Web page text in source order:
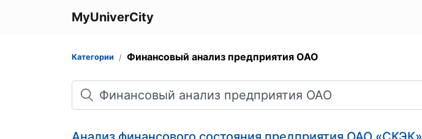
MyUniverCity
Категории Финансовый анализ предприятия ОАО
Поиск